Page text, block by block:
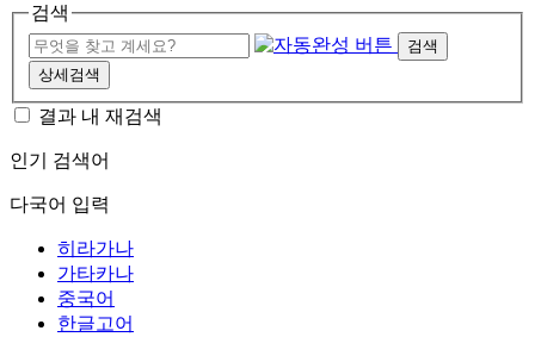
검색
검색
상세검색
결과 내 재검색
인기 검색어
다국어 입력
히라가나
가타카나
중국어
한글고어